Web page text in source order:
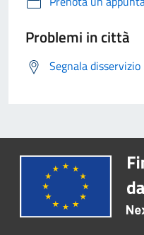
Problemi in città
Segnala disservizio